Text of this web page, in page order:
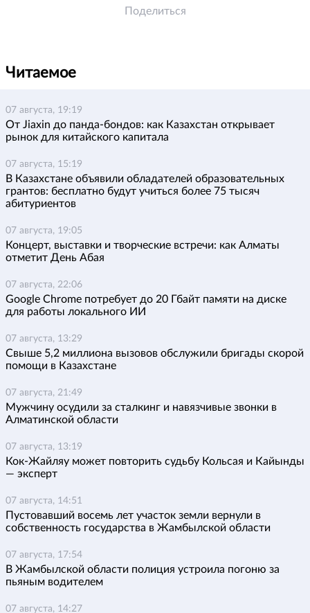
Поделиться
Читаемое
07 августа, 19:19
От Jiaxin до панда-бондов: как Казахстан открывает
рынок для китайского капитала
07 августа, 15:19
В Казахстане объявили обладателей образовательных
грантов: бесплатно будут учиться более 75 тысяч
абитуриентов
07 августа, 19:05
Концерт, выставки и творческие встречи: как Алматы
отметит День Абая
07 августа, 22:06
Google Chrome потребует до 20 Гбайт памяти на диске
для работы локального ИИ
07 августа, 13:29
Свыше 5,2 миллиона вызовов обслужили бригады скорой
помощи в Казахстане
07 августа, 21:49
Мужчину осудили за сталкинг и навязчивые звонки в
Алматинской области
07 августа, 13:19
Кок-Жайляу может повторить судьбу Кольсая и Кайынды
— эксперт
07 августа, 14:51
Пустовавший восемь лет участок земли вернули в
собственность государства в Жамбылской области
07 августа, 17:54
В Жамбылской области полиция устроила погоню за
пьяным водителем
07 августа, 14:27